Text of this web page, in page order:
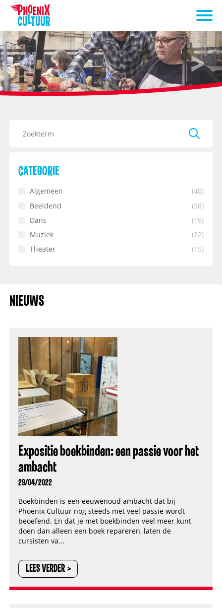
CATEGORIE
Algemeen
(40)
Beeldend
(38)
Dans
(19)
Muziek
(22)
Theater
(15)
NIEUWS
Expositie boekbinden: een passie voor het
ambacht
29/04/2022
Boekbinden is een eeuwenoud ambacht dat bij
Phoenix Cultuur nog steeds met veel passie wordt
beoefend. En dat je met boekbinden veel meer kunt
doen dan alleen een boek repareren, laten de
cursisten va...
LEES VERDER